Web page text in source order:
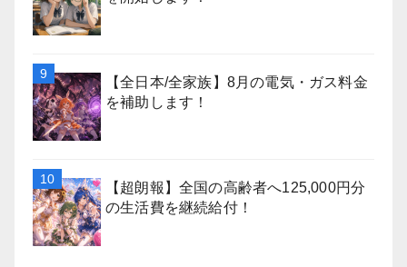
【全日本/全家族】8月の電気・ガス料金
を補助します！
【超朗報】全国の高齢者へ125,000円分
の生活費を継続給付！